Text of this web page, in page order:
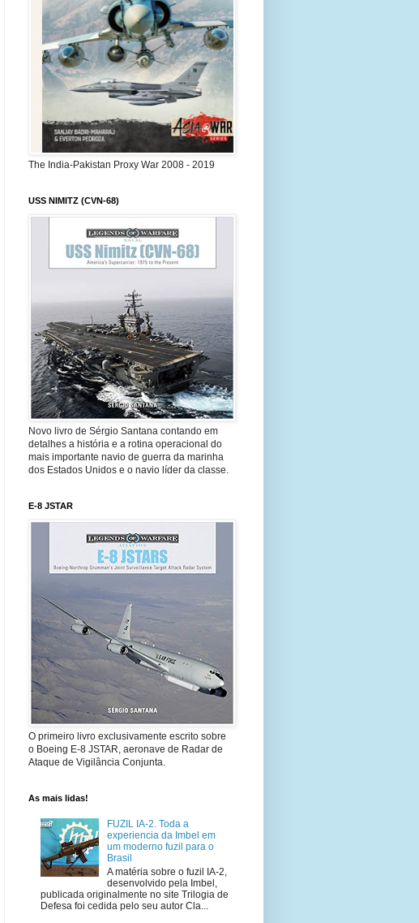
The India-Pakistan Proxy War 2008 - 2019
USS NIMITZ (CVN-68)
Novo livro de Sérgio Santana contando em
detalhes a história e a rotina operacional do
mais importante navio de guerra da marinha
dos Estados Unidos e o navio líder da classe.
E-8 JSTAR
O primeiro livro exclusivamente escrito sobre
o Boeing E-8 JSTAR, aeronave de Radar de
Ataque de Vigilância Conjunta.
As mais lidas!
FUZIL IA-2. Toda a
experiencia da Imbel em
um moderno fuzil para o
Brasil
A matéria sobre o fuzil IA-2,
desenvolvido pela Imbel,
publicada originalmente no site Trilogia de
Defesa foi cedida pelo seu autor Cla...